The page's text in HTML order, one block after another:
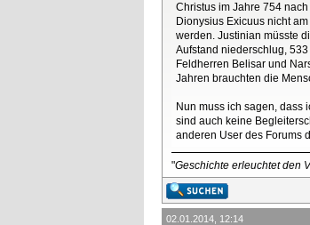
Christus im Jahre 754
Dionysius Exicuus nicht
werden. Justinian müsste
Aufstand niederschlug,
Feldherren Belisar und
Jahren brauchten die
Nun muss ich sagen, dass
sind auch keine
anderen User des Forums
"Geschichte erleuchtet den
02.01.2014, 12:14